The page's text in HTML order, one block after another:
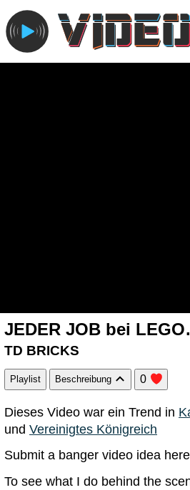
JEDER JOB bei
TD BRICKS
Playlist Beschreibung 0
Dieses Video war ein Trend in
und Vereinigtes Königreich
Submit a banger video idea
To see what I do behind the